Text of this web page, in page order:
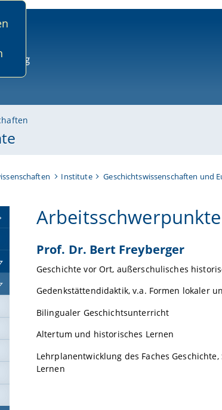
Institute Geschichtswissenschaften und
Prof. Dr. Bert Freyberger
Geschichte vor Ort, außerschulisches
Gedenkstättendidaktik, v.a. Formen lokaler
Bilingualer Geschichtsunterricht
Altertum und historisches Lernen
Lehrplanentwicklung des Faches
Lernen